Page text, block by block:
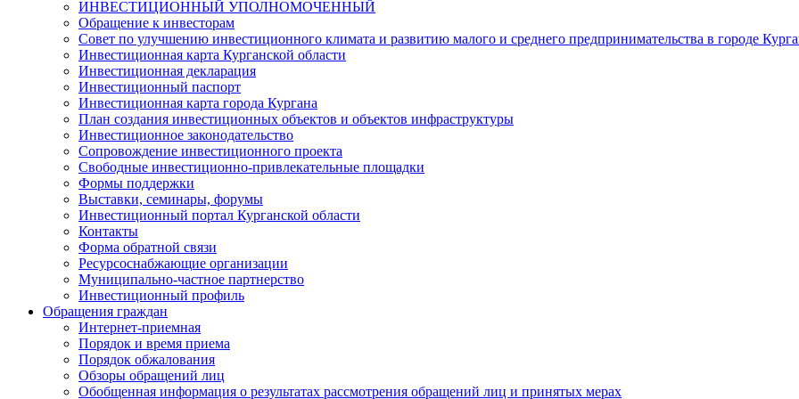
ИНВЕСТИЦИОННЫЙ УПОЛНОМОЧЕННЫЙ
Обращение к инвесторам
Совет по улучшению инвестиционного климата и развитию малого и среднего предпринимательства в городе
Инвестиционная карта Курганской области
Инвестиционная декларация
Инвестиционный паспорт
Инвестиционная карта города Кургана
План создания инвестиционных объектов и объектов инфраструктуры
Инвестиционное законодательство
Сопровождение инвестиционного проекта
Свободные инвестиционно-привлекательные площадки
Формы поддержки
Выставки, семинары, форумы
Инвестиционный портал Курганской области
Контакты
Форма обратной связи
Ресурсоснабжающие организации
Муниципально-частное партнерство
Инвестиционный профиль
Обращения граждан
Интернет-приемная
Порядок и время приема
Порядок обжалования
Обзоры обращений лиц
Обобщенная информация о результатах рассмотрения обращений лиц и принятых мерах